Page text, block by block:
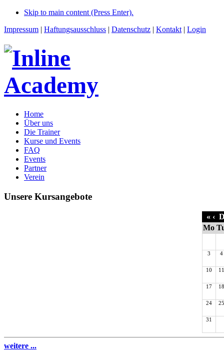
Skip to main content (Press Enter).
Impressum | Haftungsausschluss | Datenschutz | Kontakt | Login
Home
Über uns
Die Trainer
Kurse und Events
FAQ
Events
Partner
Verein
Unsere Kursangebote
« ‹
Mo
3 4
10 11
17 18
24 25
31
weitere ...